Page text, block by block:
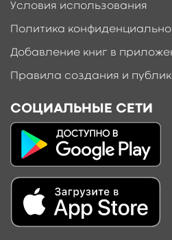
Условия использования
Политика
Добавление книг в
Правила создания и
СОЦИАЛЬНЫЕ СЕТИ